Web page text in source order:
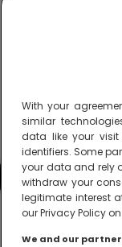
With your
similar
data like your visit
identifiers. Some
your data and rely
withdraw your
legitimate interest
our Privacy Policy
We and our